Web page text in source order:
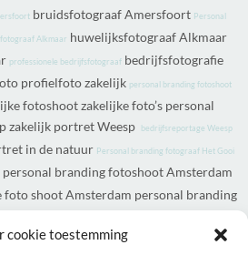
cookie toestemming
bruidsfotograaf Amersfoort Personal
Alkmaar huwelijksfotograaf Alkmaar
professionele bedrijfsfotograafbedrijfsfotografie
profielfoto zakelijk personal branding fotoshoot
fotoshoot zakelijke foto’s personal
zakelijk portret Weesp
bedrijfsreportage Weesp
in de natuur Personal branding fotograaf Het Gooi
personal branding fotoshoot Amsterdam
foto shoot Amsterdam personal branding
zakelijk portret Utrecht
bedrijfsreportage